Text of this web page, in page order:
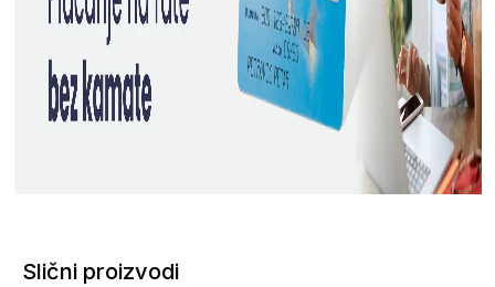
Slični proizvodi